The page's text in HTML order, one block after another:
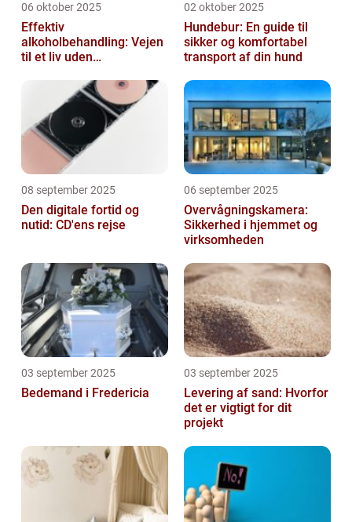
06 oktober 2025
Effektiv
alkoholbehandling: Vejen
til et liv uden
02 oktober 2025
Hundebur: En guide til
sikker og komfortabel
transport af din hund
08 september 2025
Den digitale fortid og
nutid: CD'ens rejse
06 september 2025
Overvågningskamera:
Sikkerhed i hjemmet og
virksomheden
03 september 2025
Bedemand i Fredericia
03 september 2025
Levering af sand: Hvorfor
det er vigtigt for dit
projekt